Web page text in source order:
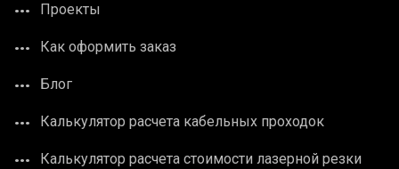
Проекты
Как оформить заказ
Блог
Калькулятор расчета кабельных проходок
Калькулятор расчета стоимости лазерной резки